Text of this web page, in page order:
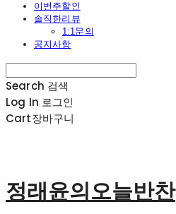
이번주할인
솔직한리뷰
1:1문의
공지사항
Search 검색
Log In 로그인
Cart장바구니
정래윤의오늘반찬